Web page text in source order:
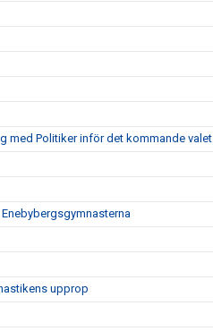
med Politiker inför det kommande valet
upprop